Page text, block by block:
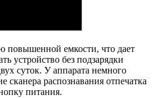
повышенной емкости, что дает
устройство без подзарядки
суток. У аппарата немного
сканера распознавания отпечатка
питания.